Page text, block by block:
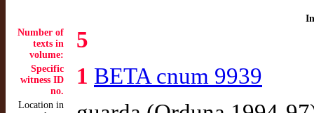
Number of
texts in
volume:
5
Specific
witness ID
no.
1 BETA cnum 9939
Location in